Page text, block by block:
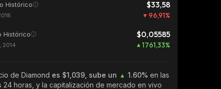
Histórico $33,58
96,91%
Histórico $0,05585
2014 1761,33%
de Diamond es $1,039, sube un 1.60% en las
24 horas, y la capitalización de mercado en vivo